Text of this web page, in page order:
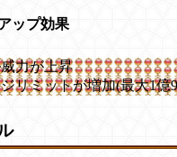
ップ効果
力が上昇
リミットが増加(最大1億